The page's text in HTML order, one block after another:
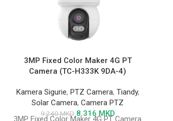
3MP Fixed Color Maker 4G PT
Camera (TC-H333K 9DA-4)
Kamera Sigurie, PTZ Camera, Tiandy,
Solar Camera,Camera PTZ
9.240MKD 8.316 MKD